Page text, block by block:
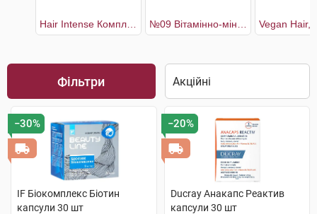
Фільтри
−30%
IF Біокомплекс Біотин
капсули 30 шт
−20%
Ducray Анакапс Реактив
капсули 30 шт